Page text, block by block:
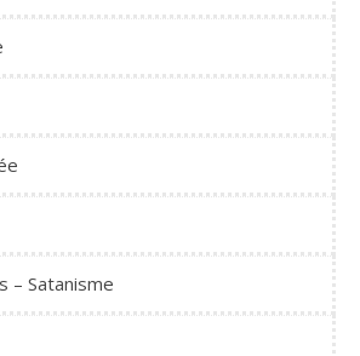
– Satanisme